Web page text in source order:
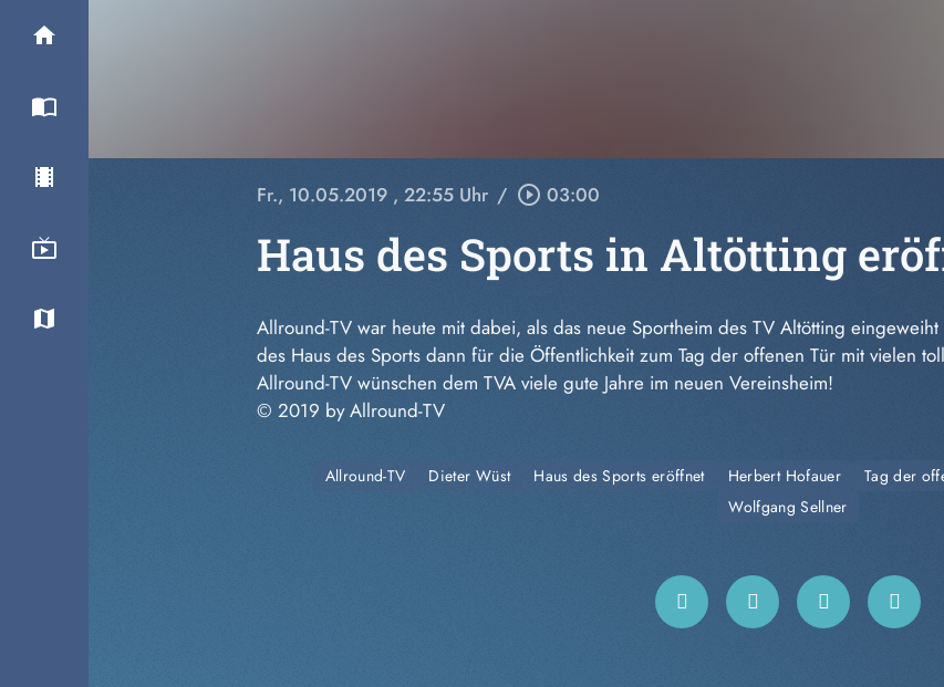
Fr., 10.05.2019 , 22:55 Uhr / play_circle_outline 03:00
Haus des Sports in Altötting
Allround-TV war heute mit dabei, als das neue Sportheim des TV Altötting
des Haus des Sports dann für die Öffentlichkeit zum Tag der offenen Tür mit vielen
Allround-TV wünschen dem TVA viele gute Jahre im neuen Vereinsheim!
© 2019 by Allround-TV
Allround-TV Dieter Wüst Haus des Sports eröffnet Herbert Hofauer Tag der
Wolfgang Sellner